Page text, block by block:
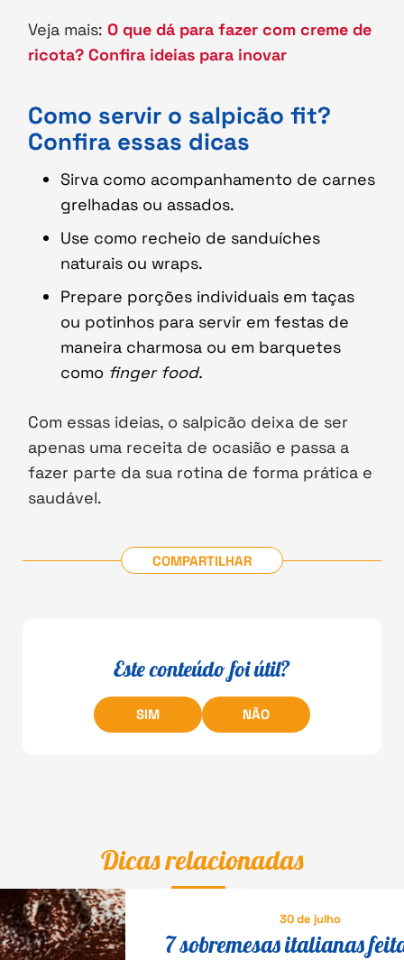
Veja mais: O que dá para fazer com creme de
ricota? Confira ideias para inovar
Como servir o salpicão fit?
Confira essas dicas
Sirva como acompanhamento de carnes
grelhadas ou assados.
Use como recheio de sanduíches
naturais ou wraps.
Prepare porções individuais em taças
ou potinhos para servir em festas de
maneira charmosa ou em barquetes
como finger food.
Com essas ideias, o salpicão deixa de ser
apenas uma receita de ocasião e passa a
fazer parte da sua rotina de forma prática e
saudável.
COMPARTILHAR
Este conteúdo foi útil?
SIM NÃO
Dicas relacionadas
30 de julho
7 sobremesas italianas